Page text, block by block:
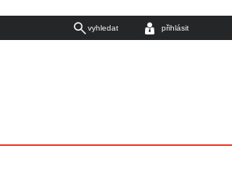
vyhledat přihlásit